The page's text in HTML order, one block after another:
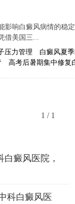
影响白癜风病情的稳
借美国三...
压力管理
白癜风夏
高考后暑期集中修复
1 / 1
癜风医院，
科白癜风医